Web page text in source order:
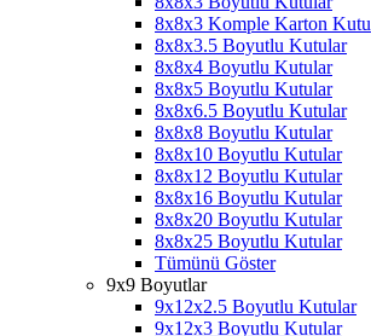
8x8x3 Komple Karton Kutu
8x8x3.5 Boyutlu Kutular
8x8x4 Boyutlu Kutular
8x8x5 Boyutlu Kutular
8x8x6.5 Boyutlu Kutular
8x8x8 Boyutlu Kutular
8x8x10 Boyutlu Kutular
8x8x12 Boyutlu Kutular
8x8x16 Boyutlu Kutular
8x8x20 Boyutlu Kutular
8x8x25 Boyutlu Kutular
Tümünü Göster
9x9 Boyutlar
9x12x2.5 Boyutlu Kutular
9x12x3 Boyutlu Kutular